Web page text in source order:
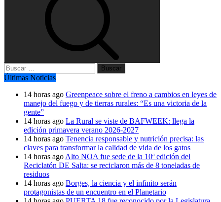
Buscar:
Últimas Noticias
14 horas ago Greenpeace sobre el freno a cambios en leyes de
manejo del fuego y de tierras rurales: “Es una victoria de la
gente”
14 horas ago La Rural se viste de BAFWEEK: llega la
edición primavera verano 2026-2027
14 horas ago Tenencia responsable y nutrición precisa: las
claves para transformar la calidad de vida de los gatos
14 horas ago Alto NOA fue sede de la 10ª edición del
Reciclatón DE Salta: se reciclaron más de 8 toneladas de
residuos
14 horas ago Borges, la ciencia y el infinito serán
protagonistas de un encuentro en el Planetario